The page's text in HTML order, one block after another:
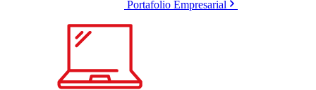
Portafolio Empresarial